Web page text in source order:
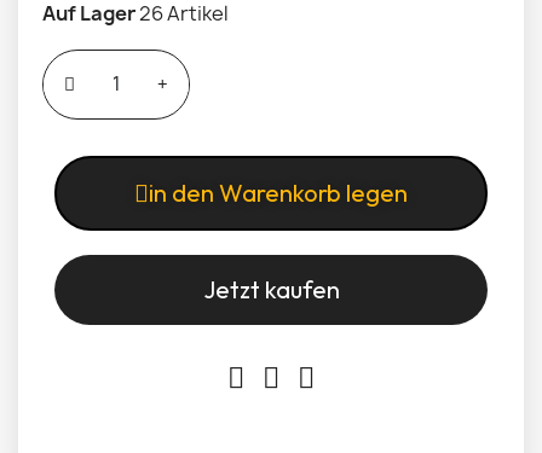
Auf Lager26 Artikel
in den Warenkorb legen
Jetzt kaufen